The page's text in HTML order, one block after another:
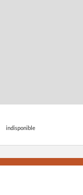
indisponible